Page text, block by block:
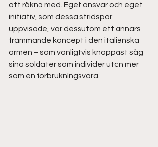
att räkna med. Eget ansvar och eget
initiativ, som dessa stridspar
uppvisade, var dessutom ett annars
främmande koncept i den italienska
armén – som vanligtvis knappast såg
sina soldater som individer utan mer
som en förbrukningsvara.